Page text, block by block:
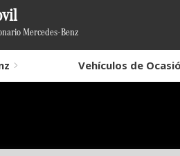
Mercedes-Benz
Vehículos de